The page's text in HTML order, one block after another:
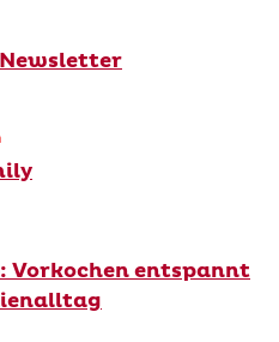
Vorkochen entspannt